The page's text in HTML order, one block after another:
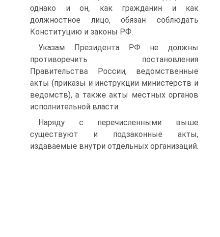
однако и он, как гражданин и как
должностное лицо, обязан соблюдать
Конституцию и законы РФ.
Указам Президента РФ не должны
противоречить постановления
Правительства России, ведомственные
акты (приказы и инструкции министерств и
ведомств), а также акты местных органов
исполнительной власти.
Наряду с перечисленными выше
существуют и подзаконные акты,
издаваемые внутри отдельных организаций.